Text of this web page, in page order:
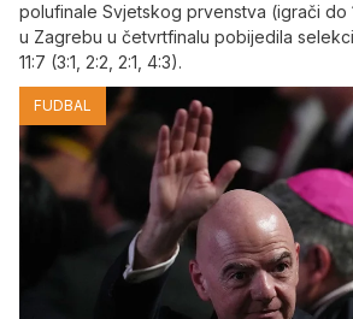
polufinale Svjetskog prvenstva (igrači do
u Zagrebu u četvrtfinalu pobijedila
11:7 (3:1, 2:2, 2:1, 4:3).
FUDBAL